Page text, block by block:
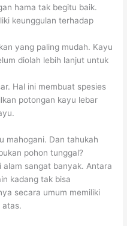
hama tak begitu baik.
keunggulan terhadap
yang paling mudah. Kayu
diolah lebih lanjut untuk
Hal ini membuat spesies
potongan kayu lebar
mahogani. Dan tahukah
pohon tunggal?
alam sangat banyak. Antara
kadang tak bisa
secara umum memiliki
atas.